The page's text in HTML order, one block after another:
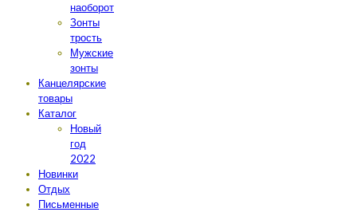
наоборот
Зонты
трость
Мужские
зонты
Канцелярские
товары
Каталог
Новый
год
2022
Новинки
Отдых
Письменные